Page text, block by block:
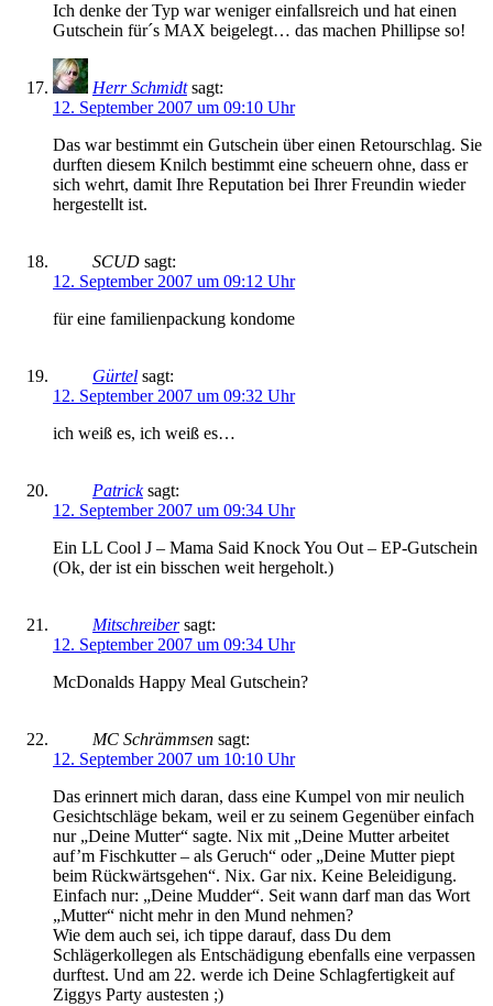
Ich denke der Typ war weniger einfallsreich und hat einen
Gutschein für´s MAX beigelegt… das machen Phillipse so!
Herr Schmidt sagt:
12. September 2007 um 09:10 Uhr
Das war bestimmt ein Gutschein über einen Retourschlag. Sie
durften diesem Knilch bestimmt eine scheuern ohne, dass er
sich wehrt, damit Ihre Reputation bei Ihrer Freundin wieder
hergestellt ist.
SCUD sagt:
12. September 2007 um 09:12 Uhr
für eine familienpackung kondome
Gürtel sagt:
12. September 2007 um 09:32 Uhr
ich weiß es, ich weiß es…
Patrick sagt:
12. September 2007 um 09:34 Uhr
Ein LL Cool J – Mama Said Knock You Out – EP-Gutschein
(Ok, der ist ein bisschen weit hergeholt.)
Mitschreiber sagt:
12. September 2007 um 09:34 Uhr
McDonalds Happy Meal Gutschein?
MC Schrämmsen sagt:
12. September 2007 um 10:10 Uhr
Das erinnert mich daran, dass eine Kumpel von mir neulich
Gesichtschläge bekam, weil er zu seinem Gegenüber einfach
nur „Deine Mutter“ sagte. Nix mit „Deine Mutter arbeitet
auf’m Fischkutter – als Geruch“ oder „Deine Mutter piept
beim Rückwärtsgehen“. Nix. Gar nix. Keine Beleidigung.
Einfach nur: „Deine Mudder“. Seit wann darf man das Wort
„Mutter“ nicht mehr in den Mund nehmen?
Wie dem auch sei, ich tippe darauf, dass Du dem
Schlägerkollegen als Entschädigung ebenfalls eine verpassen
durftest. Und am 22. werde ich Deine Schlagfertigkeit auf
Ziggys Party austesten ;)